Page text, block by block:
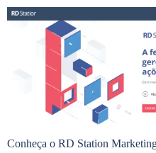
Conheça o RD Station